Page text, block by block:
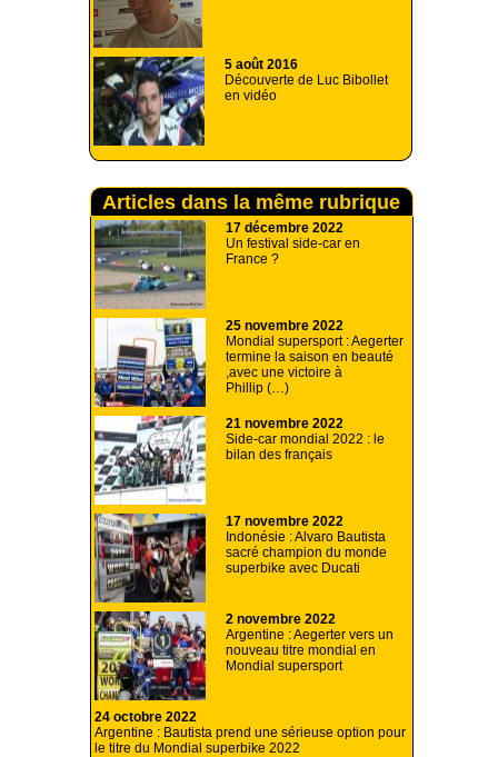
5 août 2016
Découverte de Luc Bibollet
en vidéo
Articles dans la même rubrique
17 décembre 2022
Un festival side-car en
France ?
25 novembre 2022
Mondial supersport : Aegerter
termine la saison en beauté
,avec une victoire à
Phillip (…)
21 novembre 2022
Side-car mondial 2022 : le
bilan des français
17 novembre 2022
Indonésie : Alvaro Bautista
sacré champion du monde
superbike avec Ducati
2 novembre 2022
Argentine : Aegerter vers un
nouveau titre mondial en
Mondial supersport
24 octobre 2022
Argentine : Bautista prend une sérieuse option pour
le titre du Mondial superbike 2022